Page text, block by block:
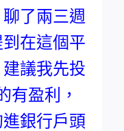
了兩三週
到在這個平
議我先投
有盈利，
銀行戶頭